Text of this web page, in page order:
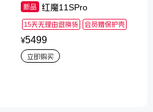
新品 红魔11SPro
15天无理由退换货 会员赠保护壳
¥5499
立即购买